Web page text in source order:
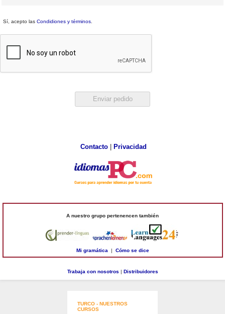
Sí, acepto las Condidiones y términos
Contacto| Privacidad
A nuestro grupo pertenencen también
Mi gramática | Cómo se dice
Trabaja con nosotros | Distribuidores
TURCO - NUESTROS
CURSOS